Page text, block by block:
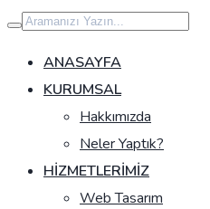
İçeriğe
geç
ANASAYFA
KURUMSAL
Hakkımızda
Neler Yaptık?
HIZMETLERIMIZ
Web Tasarım